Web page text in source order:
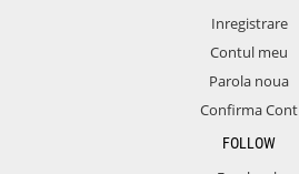
Inregistrare
Contul meu
Parola noua
Confirma Cont
FOLLOW